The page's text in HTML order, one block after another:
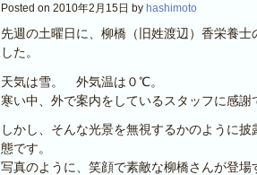
Posted on 2010年2月15日 by hashimoto
先週の土曜日に、柳橋（旧姓渡辺）香栄養士
した。
天気は雪。 外気温は０℃。
寒い中、外で案内をしているスタッフに感謝
しかし、そんな光景を無視するかのように披
態です。
写真のように、笑顔で素敵な柳橋さんが登場